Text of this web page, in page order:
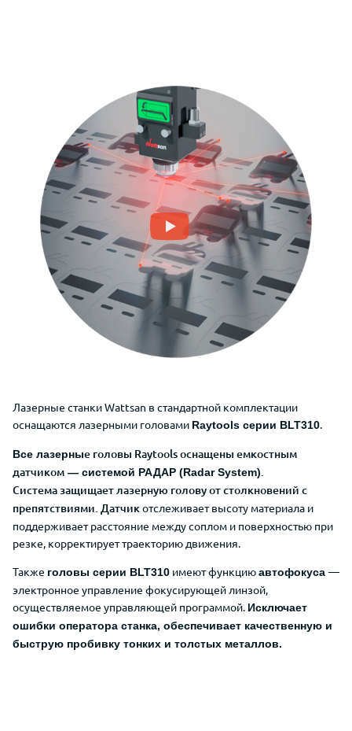
Лазерные станки Wattsan в стандартной комплектации
оснащаются лазерными головами Raytools серии BLT310.
Все лазерные головы Raytools оснащены емкостным
датчиком — системой РАДАР (Radar System)
Система защищает лазерную голову от столкновений с
препятствиями. Датчикотслеживает высоту материала и
поддерживает расстояние между соплом и поверхностью при
резке, корректирует траекторию движения.
Также головы серии BLT310 имеют функциюавтофокуса —
электронное управление фокусирующей линзой,
осуществляемое управляющей программой. Исключает
ошибки оператора станка, обеспечивает качественную и
быструю пробивку тонких и толстых металлов.